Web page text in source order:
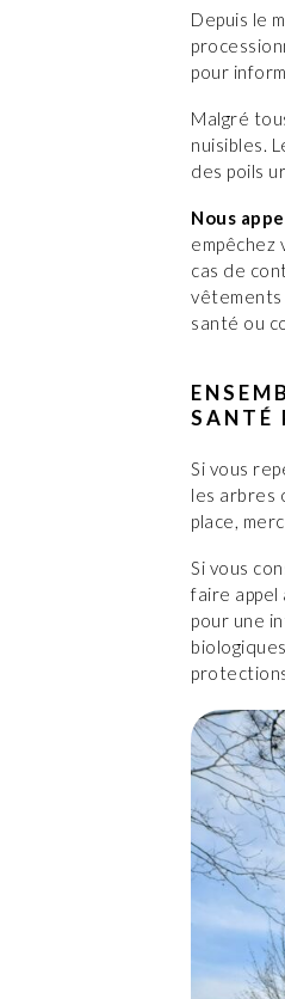
Depuis le
pour
Malgré
nuisibles.
des poils
Nous
empêchez
cas de
vêtements
santé ou
SANTÉ
Si vous
les arbres
place,
Si vous
faire appel
pour une